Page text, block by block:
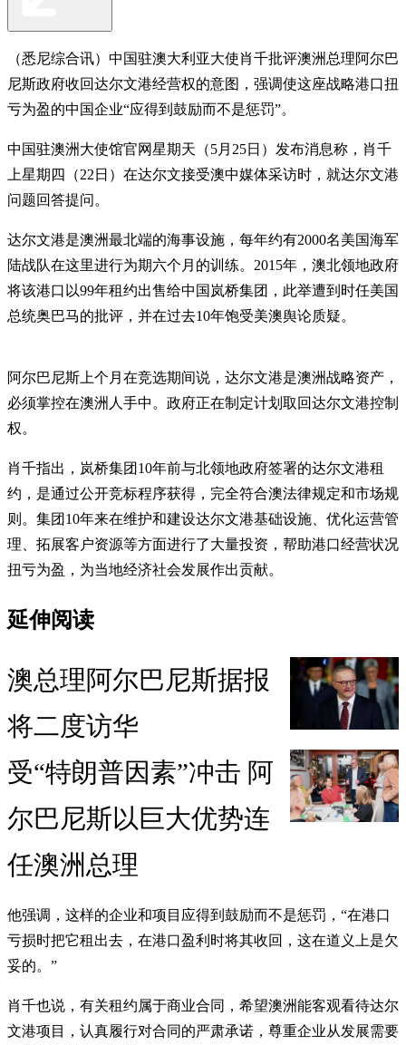
（悉尼综合讯）中国驻澳大利亚大使肖千批评澳洲总理阿尔巴
尼斯政府收回达尔文港经营权的意图，强调使这座战略港口扭
亏为盈的中国企业“应得到鼓励而不是惩罚”。
中国驻澳洲大使馆官网星期天（5月25日）发布消息称，肖千
上星期四（22日）在达尔文接受澳中媒体采访时，就达尔文港
问题回答提问。
达尔文港是澳洲最北端的海事设施，每年约有2000名美国海军
陆战队在这里进行为期六个月的训练。2015年，澳北领地政府
将该港口以99年租约出售给中国岚桥集团，此举遭到时任美国
总统奥巴马的批评，并在过去10年饱受美澳舆论质疑。
阿尔巴尼斯上个月在竞选期间说，达尔文港是澳洲战略资产，
必须掌控在澳洲人手中。政府正在制定计划取回达尔文港控制
权。
肖千指出，岚桥集团10年前与北领地政府签署的达尔文港租
约，是通过公开竞标程序获得，完全符合澳法律规定和市场规
则。集团10年来在维护和建设达尔文港基础设施、优化运营管
理、拓展客户资源等方面进行了大量投资，帮助港口经营状况
扭亏为盈，为当地经济社会发展作出贡献。
延伸阅读
澳总理阿尔巴尼斯据报
将二度访华
受“特朗普因素”冲击 阿
尔巴尼斯以巨大优势连
任澳洲总理
他强调，这样的企业和项目应得到鼓励而不是惩罚，“在港口
亏损时把它租出去，在港口盈利时将其收回，这在道义上是欠
妥的。”
肖千也说，有关租约属于商业合同，希望澳洲能客观看待达尔
文港项目，认真履行对合同的严肃承诺，尊重企业从发展需要